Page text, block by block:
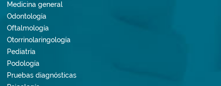
Medicina general
Odontología
Oftalmología
Otorrinolaringología
Pediatría
Podología
Pruebas diagnósticas